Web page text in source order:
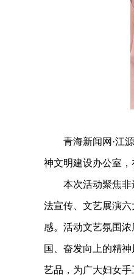
青海新闻网·江源
神文明建设办公室，
本次活动聚焦非遗
法宣传、文艺展演
感。活动文艺氛围
国、奋发向上的精
艺品，为广大妇女手